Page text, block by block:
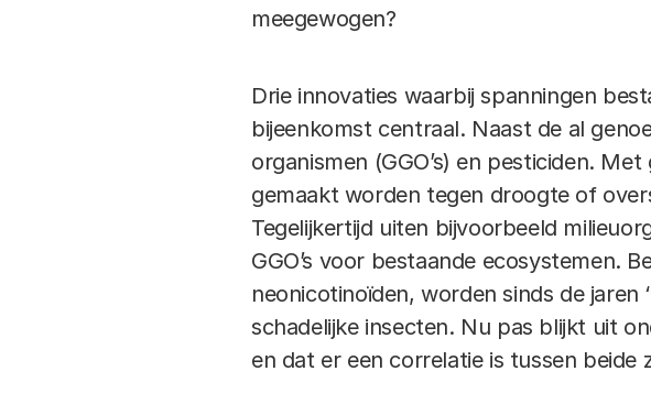
meegewogen?
Drie innovaties waarbij spanningen
bijeenkomst centraal. Naast de al
organismen (GGO’s) en pesticiden.
gemaakt worden tegen droogte of
Tegelijkertijd uiten bijvoorbeeld
GGO’s voor bestaande ecosystemen.
neonicotinoïden, worden sinds de
schadelijke insecten. Nu pas blijkt uit
en dat er een correlatie is tussen beide